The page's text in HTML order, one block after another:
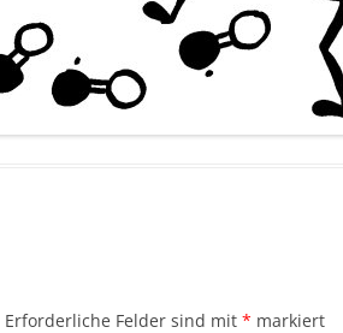
Erforderliche Felder sind mit * markiert